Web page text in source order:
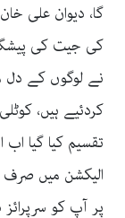
گا، دیوان علی
کی جیت کی پیشگی
نے لوگوں کے دل
کردئیے ہیں،
الیکشن میں صرف
پر آپ کو